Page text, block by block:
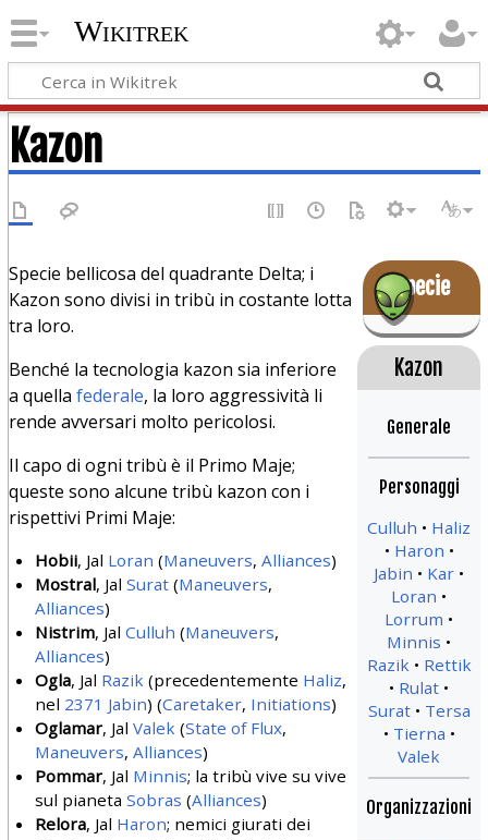
Wikitrek
Kazon
Specie
Kazon
Generale
Personaggi
Culluh
Haliz
Haron
Jabin
Kar
Loran
Lorrum
Minnis
Razik
Rettik
Rulat
Surat
Tersa
Tierna
Valek
Organizzazioni
Specie bellicosa del quadrante Delta; i
Kazon sono divisi in tribù in costante lotta
tra loro.
Benché la tecnologia kazon sia inferiore
a quella federale, la loro aggressività li
rende avversari molto pericolosi.
Il capo di ogni tribù è il Primo Maje;
queste sono alcune tribù kazon con i
rispettivi Primi Maje:
Hobii, Jal Loran (Maneuvers,Alliances)
Mostral, JalSurat (Maneuvers,
Alliances)
Nistrim, JalCulluh (Maneuvers,
Alliances)
Ogla, Jal Razik (precedentemente Haliz,
nel 2371 Jabin) (Caretaker, Initiations)
Oglamar, JalValek (State of Flux,
Maneuvers,Alliances)
Pommar, Jal Minnis; la tribù vive su vive
sul pianetaSobras (Alliances)
Relora, Jal Haron; nemici giurati dei